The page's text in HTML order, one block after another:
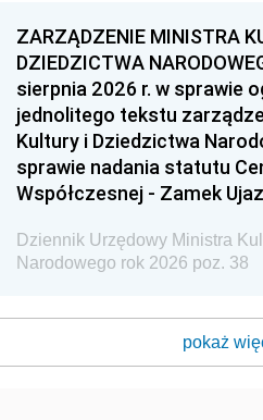
ZARZĄDZENIE MINISTRA
DZIEDZICTWA
sierpnia 2026 r. w sprawie
jednolitego tekstu
Kultury i Dziedzictwa
sprawie nadania statutu
Współczesnej - Zamek
Dziennik Urzędowy Ministra
Narodowego rok 2026 poz. 38
pokaż